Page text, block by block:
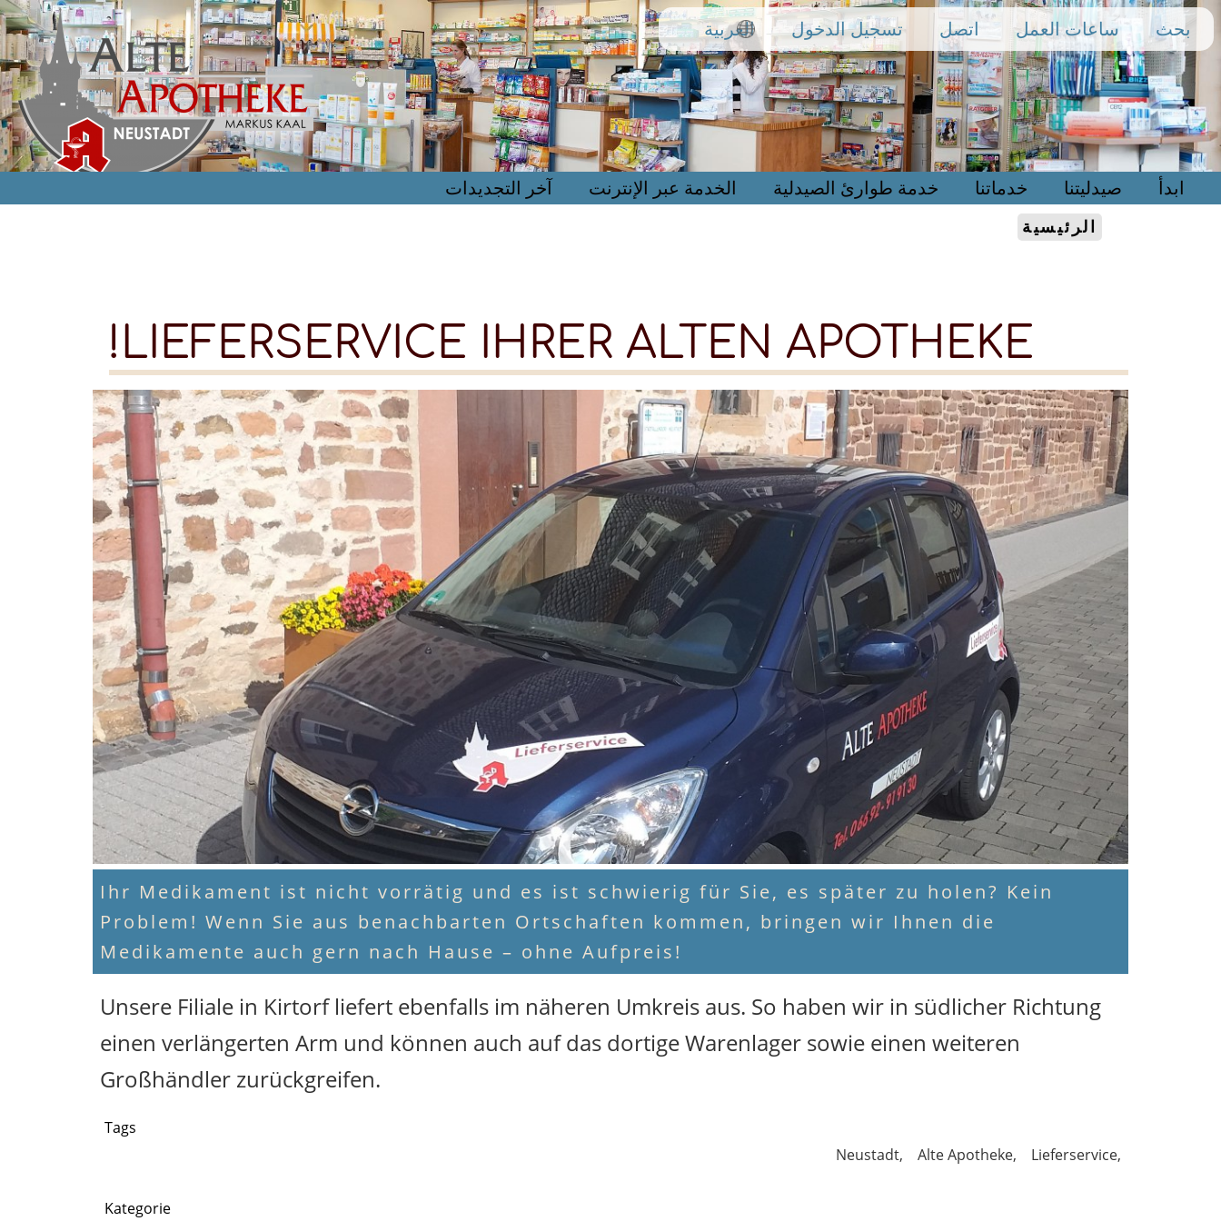
تجاوز
إلى
المحتوى
الرئيسي
بحث ساعات العمل اتصل تسجيل الدخول العربية
ابدأ صيدليتنا خدماتنا خدمة طوارئ الصيدلية الخدمة عبر الإنترنت آخر التجديدات
الرئيسية
LIEFERSERVICE IHRER ALTEN APOTHEKE!
Ihr Medikament ist nicht vorrätig und es ist schwierig für Sie, es später zu holen? Kein
Problem! Wenn Sie aus benachbarten Ortschaften kommen, bringen wir Ihnen die
Medikamente auch gern nach Hause – ohne Aufpreis!
Unsere Filiale in Kirtorf liefert ebenfalls im näheren Umkreis aus. So haben wir in südlicher Richtung
einen verlängerten Arm und können auch auf das dortige Warenlager sowie einen weiteren
Großhändler zurückgreifen.
Tags
Lieferservice
Alte Apotheke
Neustadt
Kategorie